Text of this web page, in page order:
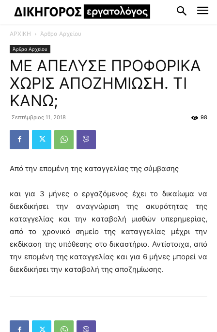
ΑΡΧΙΚΗ Άρθρα Αρχείου
Άρθρα Αρχείου
ΜΕ ΑΠΕΛΥΣΕ ΠΡΟΦΟΡΙΚΑ
ΧΩΡΙΣ ΑΠΟΖΗΜΙΩΣΗ. ΤΙ
ΚΑΝΩ;
Σεπτέμβριος 11, 2018 98
Από την επομένη της καταγγελίας της σύμβασης
και για 3 μήνες ο εργαζόμενος έχει το δικαίωμα να
διεκδικήσει την αναγνώριση της ακυρότητας της
καταγγελίας και την καταβολή μισθών υπερημερίας,
από το χρονικό σημείο της καταγγελίας μέχρι την
εκδίκαση της υπόθεσης στο δικαστήριο. Αντίστοιχα, από
την επομένη της καταγγελίας και για 6 μήνες μπορεί να
διεκδικήσει την καταβολή της αποζημίωσης.